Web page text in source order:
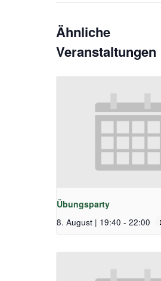
Ähnliche
Veranstaltungen
Übungsparty
8. August | 19:40 - 22:00